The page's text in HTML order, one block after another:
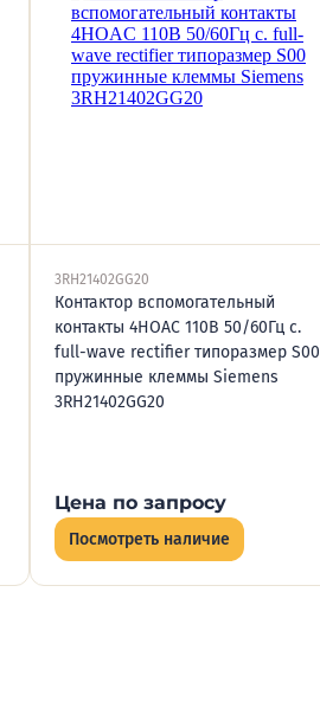
3RH21402GG20
Контактор вспомогательный
контакты 4НОAC 110В 50/60Гц c.
full-wave rectifier типоразмер S00
пружинные клеммы Siemens
3RH21402GG20
Цена по запросу
Посмотреть наличие